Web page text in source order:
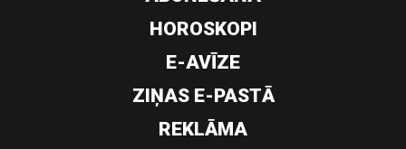
HOROSKOPI
E-AVĪZE
ZIŅAS E-PASTĀ
REKLĀMA